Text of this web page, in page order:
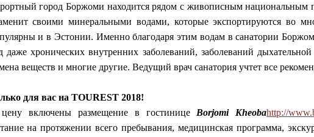
город Боржоми находится рядом с живописным национальным
своими минеральными водами, которые экспортируются во
и в Эстонии. Именно благодаря этим водам в санатории
даже хронических внутренних заболеваний, заболеваний
веществ и многие другие. Ведущий врач санатория учтет все
для вас на TOUREST 2018!
включены размещение в гостинице Borjomi Kheobahttp://
на протяжении всего пребывания, медицинская программа,